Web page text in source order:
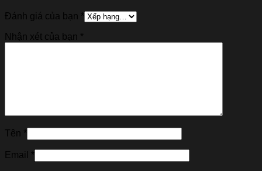
Đánh giá của bạn *
Nhận xét của bạn *
Tên *
Email *